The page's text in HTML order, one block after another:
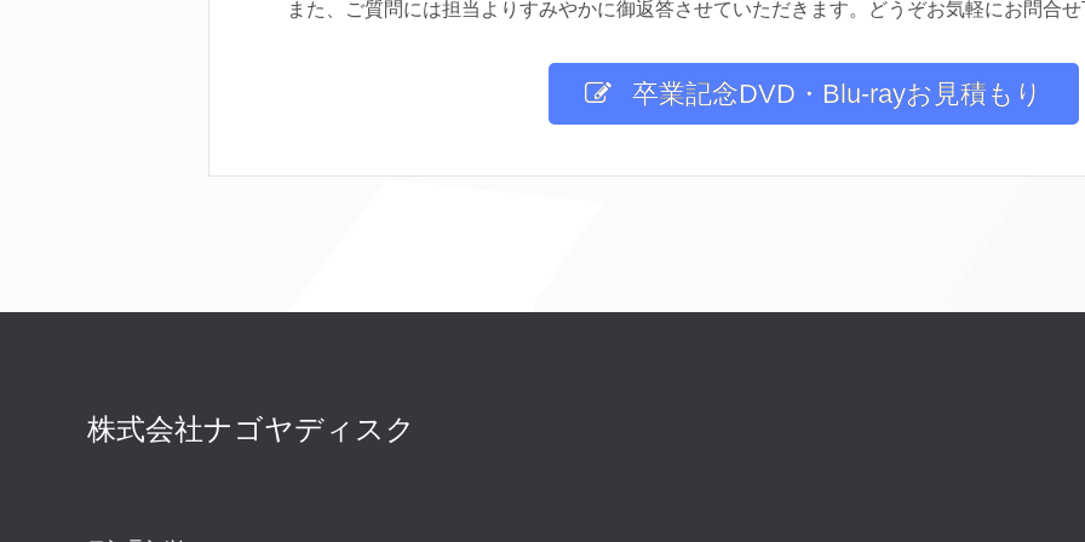
また、ご質問には担当よりすみやかに御返答させていただきます。どうぞお気軽にお問合
卒業記念DVD・Blu-rayお見積もり
株式会社ナゴヤディスク